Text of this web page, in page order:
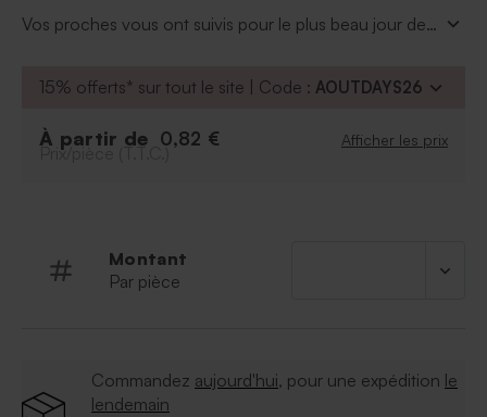
Vos proches vous ont suivis pour le plus beau jour de
mariage photomaton et poischic vous y aidera. 3
de couleur de fond parmi notre sélection fait de cette
15% offerts* sur tout le site | Code : AOUTDAYS26
À partir de 0,82 € Afficher les prix
Prix/pièce (T.T.C.)
Montant
Par pièce
Commandez aujourd'hui, pour une expédition le
lendemain